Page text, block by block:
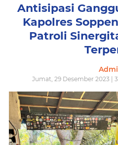
Antisipasi
Kapolres
Patroli
Jumat, 29 Desember 2023 |